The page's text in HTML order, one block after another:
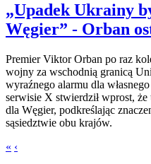
„Upadek Ukrainy
Węgier” - Orban
Premier Viktor Orban po raz
wojny za wschodnią granicą
wyraźnego alarmu dla
serwisie X stwierdził wprost,
dla Węgier, podkreślając
sąsiedztwie obu krajów.
« ‹